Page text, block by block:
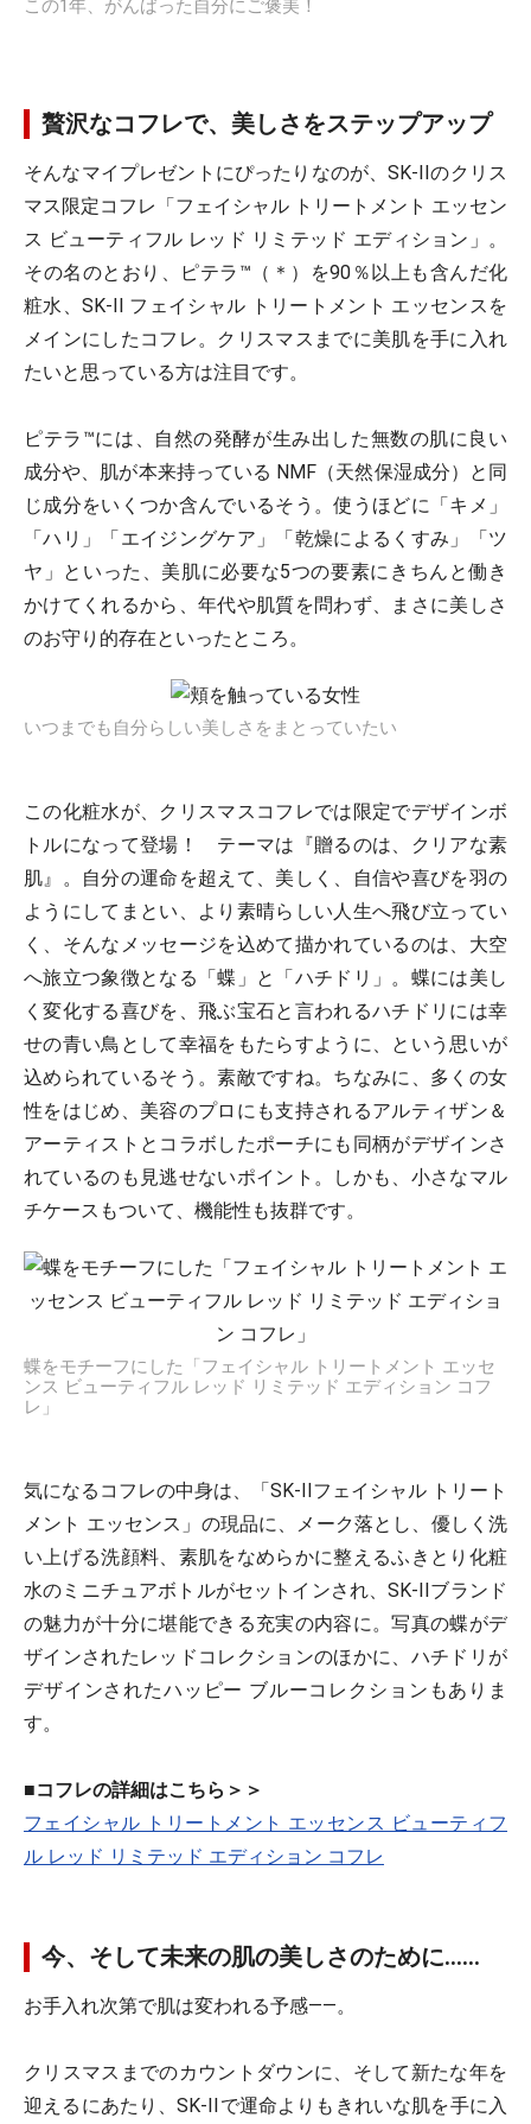
この1年、がんばった自分にご褒美！
贅沢なコフレで、美しさをステップアップ
そんなマイプレゼントにぴったりなのが、SK-IIのクリス
マス限定コフレ「フェイシャル トリートメント エッセン
ス ビューティフル レッド リミテッド エディション」。
その名のとおり、ピテラ™（＊）を90％以上も含んだ化
粧水、SK-II フェイシャル トリートメント エッセンスを
メインにしたコフレ。クリスマスまでに美肌を手に入れ
たいと思っている方は注目です。
ピテラ™には、自然の発酵が生み出した無数の肌に良い
成分や、肌が本来持っている NMF（天然保湿成分）と同
じ成分をいくつか含んでいるそう。使うほどに「キメ」
「ハリ」「エイジングケア」「乾燥によるくすみ」「ツ
ヤ」といった、美肌に必要な5つの要素にきちんと働き
かけてくれるから、年代や肌質を問わず、まさに美しさ
のお守り的存在といったところ。
いつまでも自分らしい美しさをまとっていたい
この化粧水が、クリスマスコフレでは限定でデザインボ
トルになって登場！ テーマは『贈るのは、クリアな素
肌』。自分の運命を超えて、美しく、自信や喜びを羽の
ようにしてまとい、より素晴らしい人生へ飛び立ってい
く、そんなメッセージを込めて描かれているのは、大空
へ旅立つ象徴となる「蝶」と「ハチドリ」。蝶には美し
く変化する喜びを、飛ぶ宝石と言われるハチドリには幸
せの青い鳥として幸福をもたらすように、という思いが
込められているそう。素敵ですね。ちなみに、多くの女
性をはじめ、美容のプロにも支持されるアルティザン＆
アーティストとコラボしたポーチにも同柄がデザインさ
れているのも見逃せないポイント。しかも、小さなマル
チケースもついて、機能性も抜群です。
蝶をモチーフにした「フェイシャル トリートメント エッセ
ンス ビューティフル レッド リミテッド エディション コフ
レ」
気になるコフレの中身は、「SK-IIフェイシャル トリート
メント エッセンス」の現品に、メーク落とし、優しく洗
い上げる洗顔料、素肌をなめらかに整えるふきとり化粧
水のミニチュアボトルがセットインされ、SK-IIブランド
の魅力が十分に堪能できる充実の内容に。写真の蝶がデ
ザインされたレッドコレクションのほかに、ハチドリが
デザインされたハッピー ブルーコレクションもありま
す。
■コフレの詳細はこちら＞＞
フェイシャル トリートメント エッセンス ビューティフ
ル レッド リミテッド エディション コフレ
今、そして未来の肌の美しさのために……
お手入れ次第で肌は変われる予感――。
クリスマスまでのカウントダウンに、そして新たな年を
迎えるにあたり、SK-IIで運命よりもきれいな肌を手に入